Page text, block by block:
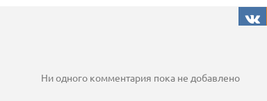
Ни одного комментария пока не добавлено